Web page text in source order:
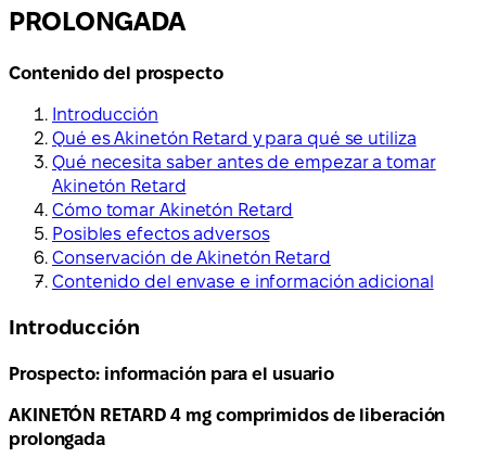
PROLONGADA
Contenido del prospecto
Introducción
Qué es Akinetón Retard y para qué se utiliza
Qué necesita saber antes de empezar a tomar
Akinetón Retard
Cómo tomar Akinetón Retard
Posibles efectos adversos
Conservación de Akinetón Retard
Contenido del envase e información adicional
Introducción
Prospecto: información para el usuario
AKINETÓN RETARD 4 mg comprimidos de liberación
prolongada